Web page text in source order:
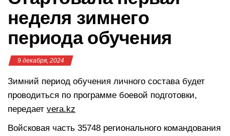
неделя зимнего
периода обучения
9 декабря, 2024
Зимний период обучения личного состава будет
проводиться по программе боевой подготовки,
передает vera.kz
Войсковая часть 35748 регионального командования